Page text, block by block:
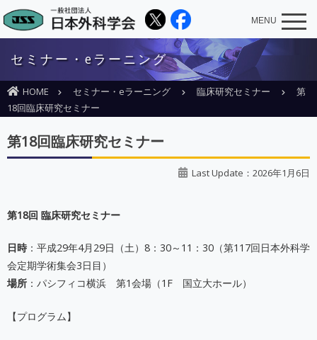
MENU
セミナー・eラーニング
HOME セミナー・eラーニング 臨床研究セミナー
第
18回臨床研究セミナー
第18回臨床研究セミナー
Last Update：2026年1月6日
第18回 臨床研究セミナー
日時：平成29年4月29日（土）8：30～11：30（第117回日本外科学
会定期学術集会3日目）
場所 ：パシフィコ横浜 第1会場（1F 国立大ホール）
【プログラム】